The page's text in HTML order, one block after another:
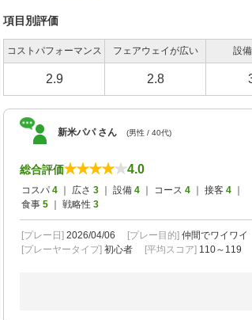
項目別評価
コストパフォーマンス フェアウェイが広い 設
2.9 2.8
新米パパ さん (男性 / 40代)
総合評価 4.0
コスパ 4 ｜ 広さ 3 ｜ 設備 4 ｜ コース 4 ｜ 接客 4
食事 5 ｜ 戦略性 3
[プレー日] 2026/04/06 [プレー目的] 仲間でワイワイ
[プレーヤータイプ] 初心者 [平均スコア] 110～119